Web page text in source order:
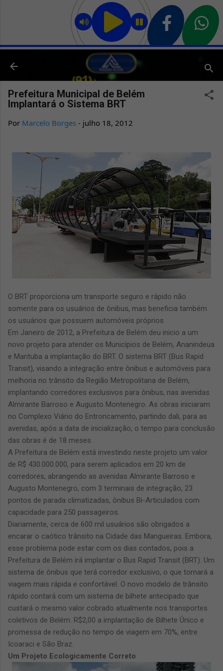
Pular para o conteúdo principal
Prefeitura Municipal de Belém
Implantará o Sistema BRT
Por Marcelo Borges - julho 18, 2012
O BRT proporciona um transporte seguro e rápido não
somente para os usuários de ônibus, mas beneficia também
os usuários que possuem automóveis próprios
Em Janeiro de 2012, a Prefeitura de Belém deu inicio a um
novo projeto para atender os Municípios de Belém, Ananindeua
e Marituba a implantação do BRT. O sistema BRT (Bus Rapid
Transit), visando a integração entre ônibus e automóveis para
melhoria no trânsito da Região Metropolitana de Belém,
implantando corredores exclusivos para ônibus, nas avenidas
Almirante Barroso e Augusto Montenegro. As obras iniciaram
no Complexo Viário do Entroncamento, partindo dali, para as
avenidas, após a data de inicialização, o tempo para conclusão
das obras é de 18 meses.
A Prefeitura de Belém está investindo neste projeto um valor
de R$ 430.000.000, para serem aplicados em 20 km de
corredores, abrangendo as avenidas Almirante Barroso e
Augusto Montenegro, com 3 terminais de integração, 23
pontos de parada climatizadas, ônibus Bi-Articulados com
capacidade para 250 passageiros.
Diariamente, cerca de 600 mil usuários são obrigados a
encarar o caótico trânsito na Cidade das Mangueiras. Embora,
esse problema pode estar com os dias contados, pois a
Prefeitura de Belém irá implantar o Bus Rapid Transit (BRT). Um
sistema de ônibus que terá corredor exclusivo, o que tornará a
viagem mais rápida e confortável. O novo modelo de trânsito
rápido contará com um sistema de bilhete antecipado que
custará o mesmo valor cobrado atualmente nos transportes
coletivos de Belém: R$2,00 a implantação de Bilhete Único e
promessa de redução no tempo de viagem em 70%, entre
Icoaraci e São Braz.
Um Projeto Ecologicamente Correto